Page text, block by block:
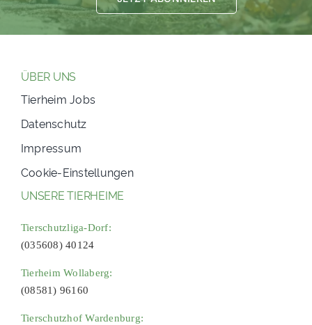
ÜBER UNS
Tierheim Jobs
Datenschutz
Impressum
Cookie-Einstellungen
UNSERE TIERHEIME
Tierschutzliga-Dorf:
(035608) 40124
Tierheim Wollaberg:
(08581) 96160
Tierschutzhof Wardenburg: